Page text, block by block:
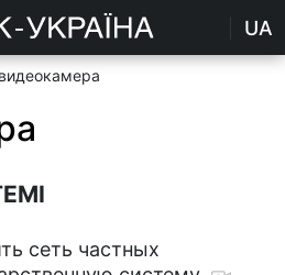
UA
сеть частных